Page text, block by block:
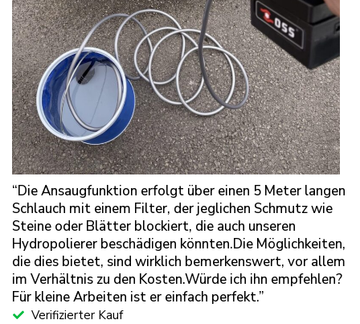
“Die Ansaugfunktion erfolgt über einen 5 Meter langen
Schlauch mit einem Filter, der jeglichen Schmutz wie
Steine oder Blätter blockiert, die auch unseren
Hydropolierer beschädigen könnten.Die Möglichkeiten,
die dies bietet, sind wirklich bemerkenswert, vor allem
im Verhältnis zu den Kosten.Würde ich ihn empfehlen?
Für kleine Arbeiten ist er einfach perfekt.”
Verifizierter Kauf